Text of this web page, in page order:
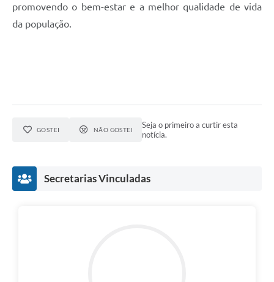
promovendo o bem-estar e a melhor qualidade de vida
da população.
GOSTEI NÃO GOSTEI
Seja o primeiro a curtir esta
notícia.
Secretarias Vinculadas